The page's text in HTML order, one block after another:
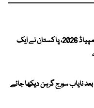
انٹرنیشنل نیوکلیئر سائنس اولمپیاڈ 2026، پاکستان نے ایک
آئرلینڈ میں 27 سال بعد نایاب سورج گرہن دیکھا جائے